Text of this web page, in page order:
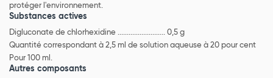
protéger l'environnement.
Substances actives
Digluconate de chlorhexidine .......................... 0,5 g
Quantité correspondant à 2,5 ml de solution aqueuse à 20 pour cent
Pour 100 ml.
Autres composants